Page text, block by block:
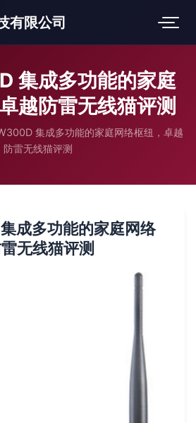
有限公司
集成多功能的家庭
越防雷无线猫评测
集成多功能的家庭网络枢纽，卓越
防雷无线猫评测
成多功能的家庭网络
无线猫评测